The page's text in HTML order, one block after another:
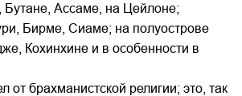
Бутане, Ассаме, на Цейлоне;
Бирме, Сиаме; на полуострове
Кохинхине и в особенности в
от брахманистской религии; это, так